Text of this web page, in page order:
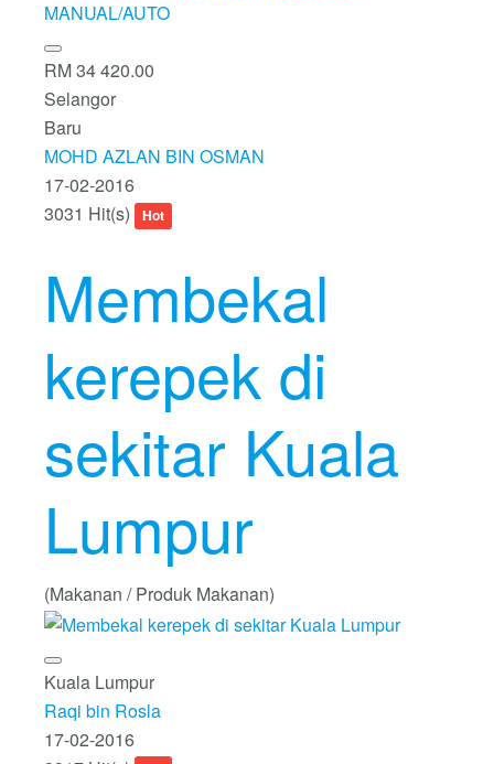
RM 34 420.00
Selangor
Baru
MOHD AZLAN BIN OSMAN
17-02-2016
3031 Hit(s)
Hot
Membekal
kerepek di
sekitar Kuala
Lumpur
(Makanan / Produk Makanan)
Kuala Lumpur
Raqi bin Rosla
17-02-2016